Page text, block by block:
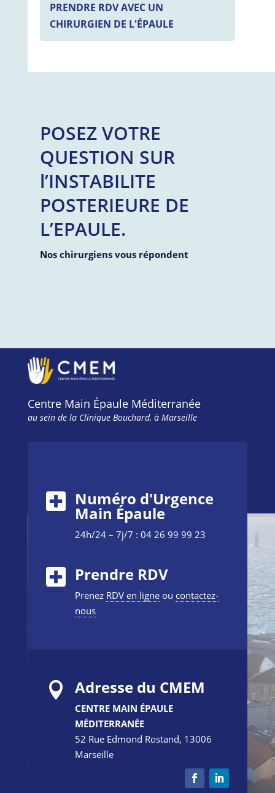
PRENDRE RDV AVEC UN
CHIRURGIEN DE L'ÉPAULE
POSEZ VOTRE
QUESTION SUR
l’INSTABILITE
POSTERIEURE DE
L’EPAULE.
Nos chirurgiens vous répondent
Centre Main Épaule Méditerranée
au sein de la Clinique Bouchard, à Marseille
Numéro d'Urgence
Main Épaule
24h/24 – 7j/7 : 04 26 99 99 23
Prendre RDV
Prenez RDV en ligneou contactez-
nous
 Adresse du CMEM
CENTRE MAIN ÉPAULE
MÉDITERRANÉE
52 Rue Edmond Rostand, 13006
Marseille